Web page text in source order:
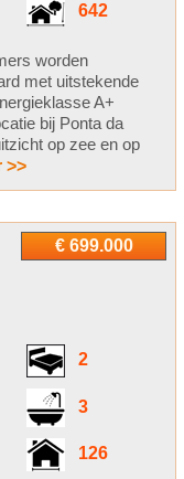
642
worden
met uitstekende
A+
bij Ponta da
op zee en op
>>
€ 699.000
2
3
126